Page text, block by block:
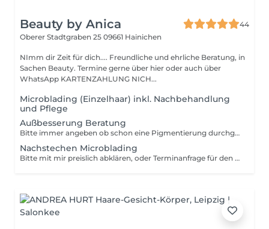
Beauty by Anica
44
Oberer Stadtgraben 25 09661 Hainichen
NImm dir Zeit für dich.... Freundliche und ehrliche Beratung, in
Sachen Beauty. Termine gerne über hier oder auch über
WhatsApp KARTENZAHLUNG NICH...
Microblading (Einzelhaar) inkl. Nachbehandlung
und Pflege
Außbesserung Beratung
Bitte immer angeben ob schon eine Pigmentierung durchgeführt worden ist und welche. Danke Dir
Nachstechen Microblading
Bitte mit mir preislich abklären, oder Terminanfrage für den Tag mit mir Absprechen. Lieben Dank